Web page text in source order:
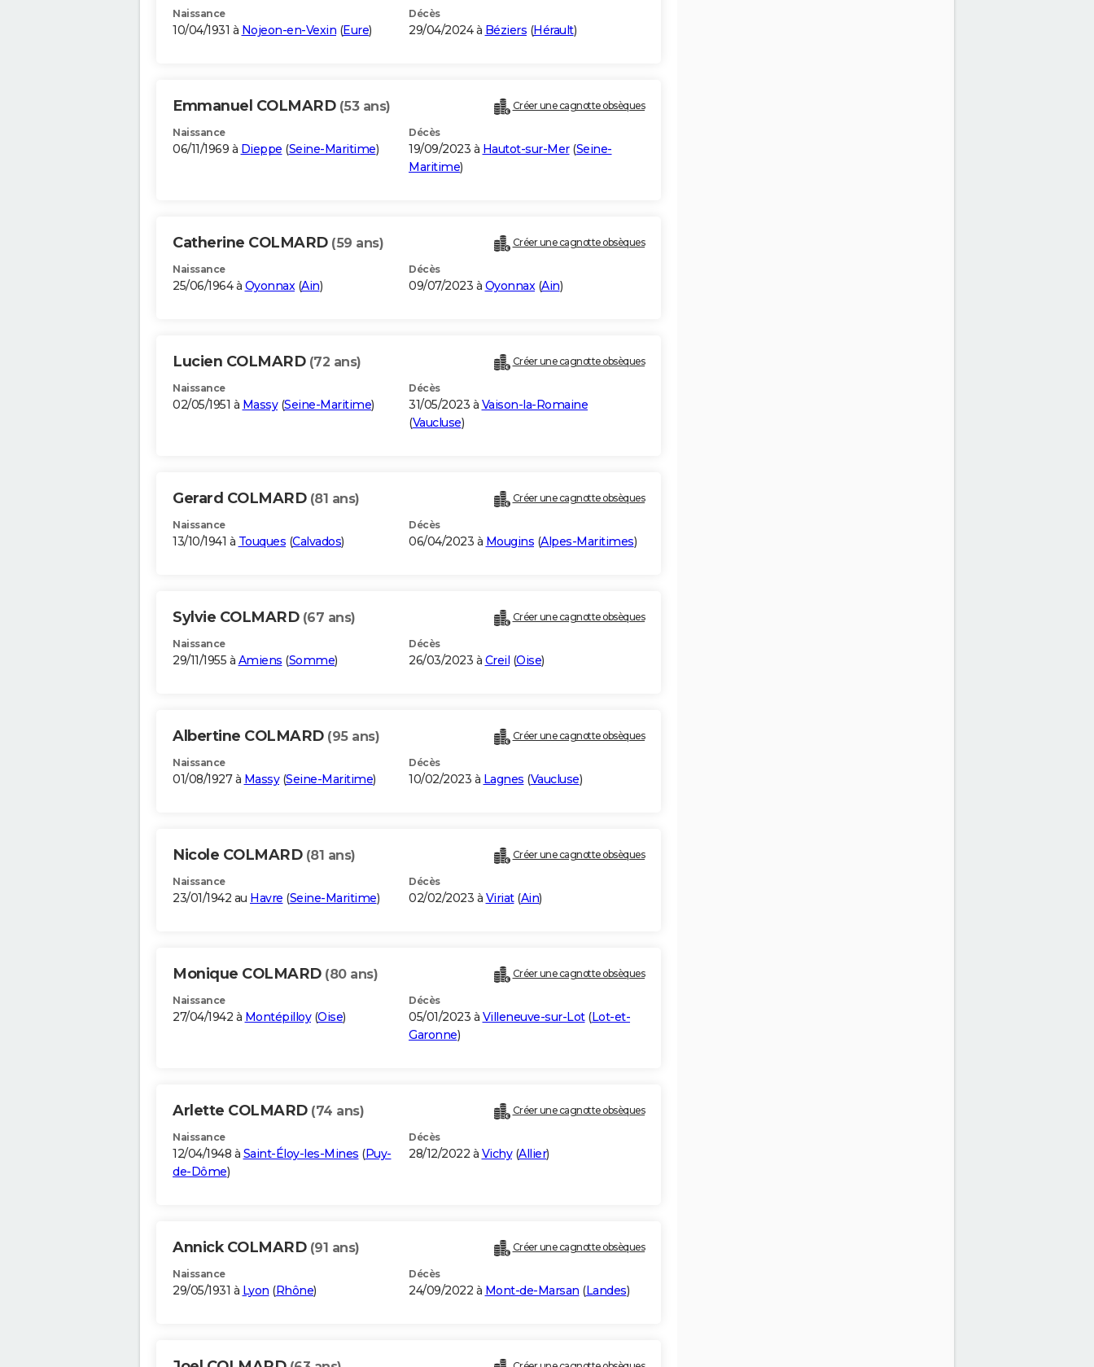
Naissance
10/04/1931 à Nojeon-en-Vexin (Eure)
Décès
29/04/2024 à Béziers (Hérault)
Emmanuel COLMARD (53 ans) Créer une cagnotte obsèques
Naissance
06/11/1969 à Dieppe (Seine-Maritime)
Décès
19/09/2023 à Hautot-sur-Mer(Seine-
Maritime)
Catherine COLMARD (59 ans) Créer une cagnotte obsèques
Naissance
25/06/1964 à Oyonnax(Ain)
Décès
09/07/2023 à Oyonnax(Ain)
Lucien COLMARD (72 ans) Créer une cagnotte obsèques
Naissance
02/05/1951 à Massy(Seine-Maritime)
Décès
31/05/2023 à Vaison-la-Romaine
(Vaucluse)
Gerard COLMARD (81 ans) Créer une cagnotte obsèques
Naissance
13/10/1941 à Touques (Calvados)
Décès
06/04/2023 à Mougins (Alpes-Maritimes)
Sylvie COLMARD (67 ans) Créer une cagnotte obsèques
Naissance
29/11/1955 à Amiens (Somme)
Décès
26/03/2023 à Creil (Oise)
Albertine COLMARD (95 ans) Créer une cagnotte obsèques
Naissance
01/08/1927 à Massy(Seine-Maritime)
Décès
10/02/2023 à Lagnes (Vaucluse)
Nicole COLMARD (81 ans) Créer une cagnotte obsèques
Naissance
23/01/1942 au Havre (Seine-Maritime)
Décès
02/02/2023 à Viriat(Ain)
Monique COLMARD (80 ans) Créer une cagnotte obsèques
Naissance
27/04/1942 à Montépilloy(Oise)
Décès
05/01/2023 à Villeneuve-sur-Lot(Lot-et-
Garonne)
Arlette COLMARD (74 ans) Créer une cagnotte obsèques
Naissance
12/04/1948 à Saint-Éloy-les-Mines (Puy-
de-Dôme)
Décès
28/12/2022 à Vichy(Allier)
Annick COLMARD (91 ans) Créer une cagnotte obsèques
Naissance
29/05/1931 à Lyon (Rhône)
Décès
24/09/2022 à Mont-de-Marsan (Landes)